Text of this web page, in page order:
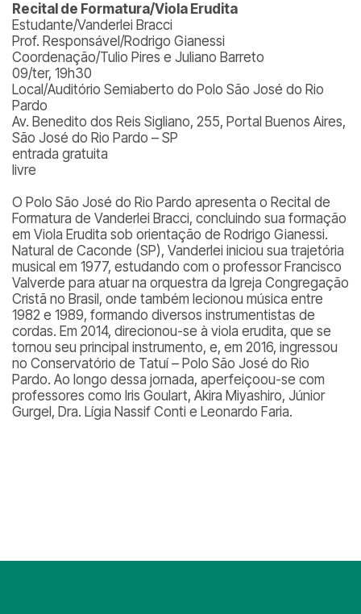
Recital de Formatura/Viola Erudita
Estudante/Vanderlei Bracci
Prof. Responsável/Rodrigo Gianessi
Coordenação/Tulio Pires e Juliano Barreto
09/ter, 19h30
Local/Auditório Semiaberto do Polo São José do Rio
Pardo
Av. Benedito dos Reis Sigliano, 255, Portal Buenos Aires,
São José do Rio Pardo – SP
entrada gratuita
livre
O Polo São José do Rio Pardo apresenta o Recital de
Formatura de Vanderlei Bracci, concluindo sua formação
em Viola Erudita sob orientação de Rodrigo Gianessi.
Natural de Caconde (SP), Vanderlei iniciou sua trajetória
musical em 1977, estudando com o professor Francisco
Valverde para atuar na orquestra da Igreja Congregação
Cristã no Brasil, onde também lecionou música entre
1982 e 1989, formando diversos instrumentistas de
cordas. Em 2014, direcionou-se à viola erudita, que se
tornou seu principal instrumento, e, em 2016, ingressou
no Conservatório de Tatuí – Polo São José do Rio
Pardo. Ao longo dessa jornada, aperfeiçoou-se com
professores como Iris Goulart, Akira Miyashiro, Júnior
Gurgel, Dra. Lígia Nassif Conti e Leonardo Faria.